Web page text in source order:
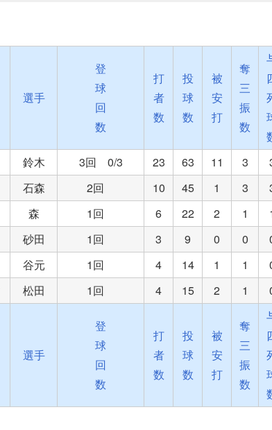
選手
登
球
回
数
打
者
数
投
球
数
被
安
打
奪
三
振
数
鈴木 3回 0/3 23 63 11 3
石森 2回 10 45 1 3
森 1回 6 22 2 1
砂田 1回 3 9 0 0
谷元 1回 4 14 1 1
松田 1回 4 15 2 1
選手
登
球
回
数
打
者
数
投
球
数
被
安
打
奪
三
振
数